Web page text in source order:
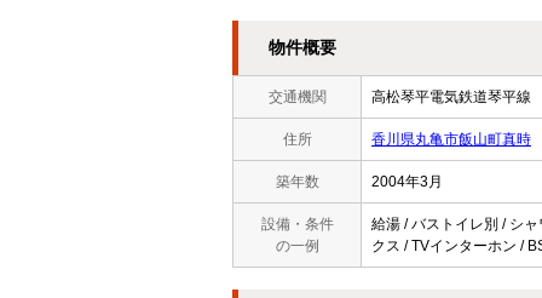
物件概要
交通機関 高松琴平電気鉄道琴平線
住所 香川県丸亀市飯山町真時
築年数 2004年3月
設備・条件
の一例
給湯 / バストイレ別 / シ
クス / TVインターホン /